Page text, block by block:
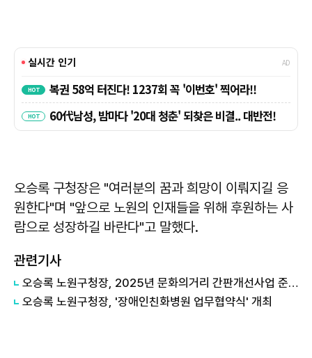
오승록 구청장은 "여러분의 꿈과 희망이 이뤄지길 응
원한다"며 "앞으로 노원의 인재들을 위해 후원하는 사
람으로 성장하길 바란다"고 말했다.
관련기사
오승록 노원구청장, 2025년 문화의거리 간판개선사업 준공식 참석
오승록 노원구청장, '장애인친화병원 업무협약식' 개최